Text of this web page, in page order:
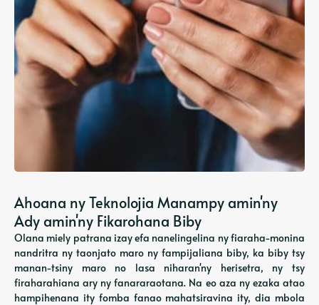
Ahoana ny Teknolojia Manampy amin'ny
Ady amin'ny Fikarohana Biby
Olana miely patrana izay efa nanelingelina ny fiaraha-monina
nandritra ny taonjato maro ny fampijaliana biby, ka biby tsy
manan-tsiny maro no lasa niharan'ny herisetra, ny tsy
firaharahiana ary ny fanararaotana. Na eo aza ny ezaka atao
hampihenana ity fomba fanao mahatsiravina ity, dia mbola